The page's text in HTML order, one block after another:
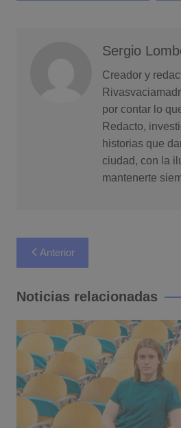
Sergio
Creador y
por contar lo
Redacto,
historias que
ciudad, con la
mantenerte
Navegación
de
entradas
Anterior
Noticias relacionadas